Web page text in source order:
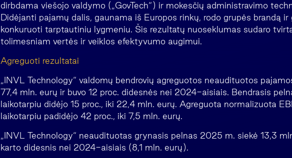
dirbdama viešojo valdymo („GovTech“) ir mokesčių administravimo
Didėjanti pajamų dalis, gaunama iš Europos rinkų, rodo grupės brandą ir
konkuruoti tarptautiniu lygmeniu. Šis rezultatų nuoseklumas sudaro
tolimesniam vertės ir veiklos efektyvumo augimui.
Agreguoti rezultatai
„INVL Technology“ valdomų bendrovių agreguotos neaudituotos
77,4 mln. eurų ir buvo 12 proc. didesnės nei 2024-aisiais. Bendrasis
laikotarpiu didėjo 15 proc., iki 22,4 mln. eurų. Agreguota normalizuota
laikotarpiu padidėjo 42 proc., iki 7,5 mln. eurų.
„INVL Technology“ neaudituotas grynasis pelnas 2025 m. siekė 13,3
karto didesnis nei 2024-aisiais (8,1 mln. eurų).